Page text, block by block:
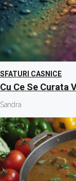
SFATURI CASNICE
Cu Ce Se Curata
Sandra